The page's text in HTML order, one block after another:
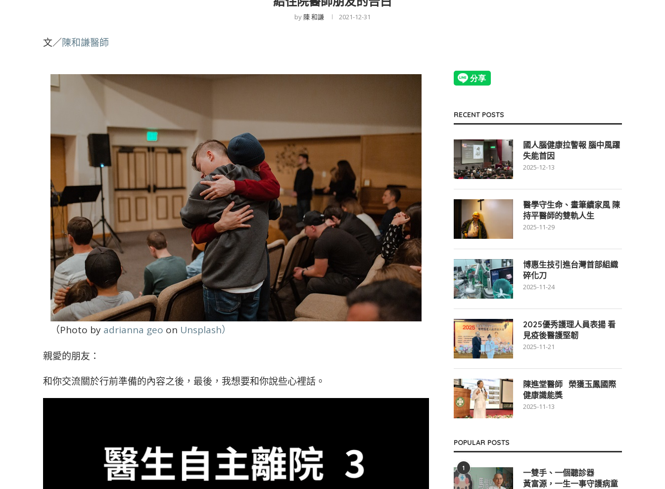
by 陳 和謙 2021-12-31
文／陳和謙醫師
（Photo by adrianna geo on Unsplash）
親愛的朋友：
和你交流關於行前準備的內容之後，最後，我想要和你說些心裡話。
RECENT POSTS
國人腦健康拉警報 腦中風躍
失能首因
2025-12-13
醫學守生命、畫筆續家風 陳
持平醫師的雙軌人生
2025-11-29
博惠生技引進台灣首部組織
碎化刀
2025-11-24
2025優秀護理人員表揚 看
見疫後醫護堅韌
2025-11-21
陳進堂醫師 榮獲玉鳳國際
健康識能獎
2025-11-13
POPULAR POSTS
1
一雙手、一個聽診器
黃富源，一生一事守護病童